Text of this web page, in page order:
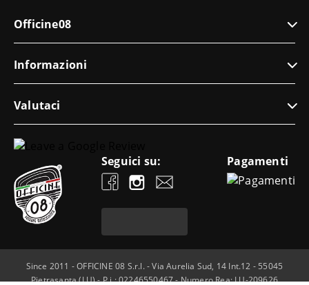
Officine08
Informazioni
Valutaci
Seguici su: Pagamenti
Since 2011 - OFFICINE 08 S.r.l. - Via Aurelia Sud, 14 Int.12 - 55045
Pietrasanta (LU) - P.i.: 02246550467 - Numero Rea: LU-209626